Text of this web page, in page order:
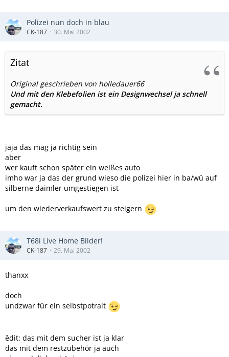
Polizei nun doch in blau
CK-187 30. Mai 2002
Zitat
Original geschrieben von holledauer66
Und mit den Klebefolien ist ein Designwechsel ja schnell
gemacht.
jaja das mag ja richtig sein
aber
wer kauft schon später ein weißes auto
imho war ja das der grund wieso die polizei hier in ba/wü auf
silberne daimler umgestiegen ist
um den wiederverkaufswert zu steigern
T68i Live Home Bilder!
CK-187 29. Mai 2002
thanxx
doch
undzwar für ein selbstpotrait
êdit: das mit dem sucher ist ja klar
das mit dem restzubehör ja auch